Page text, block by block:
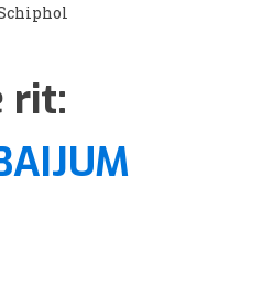
rit: